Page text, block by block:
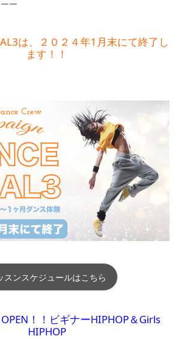
ー
は、２０２４年1月末にて終了し
ます！！
スンスケジュールはこちら
！！ビギナーHIPHOP＆Girls
HIPHOP